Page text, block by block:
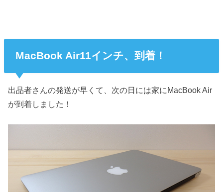
MacBook Air11インチ、到着！
出品者さんの発送が早くて、次の日には家にMacBook Air
が到着しました！